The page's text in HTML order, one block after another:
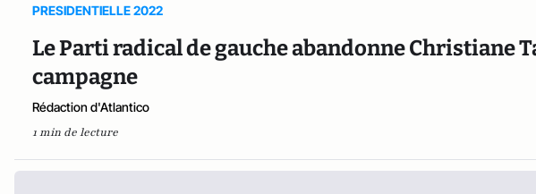
PRESIDENTIELLE 2022
Le Parti radical de gauche abandonne Christiane
campagne
Rédaction d'Atlantico
1 min de lecture